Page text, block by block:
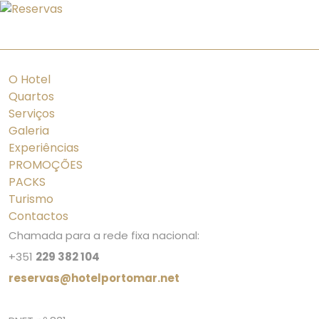
O Hotel
Quartos
Serviços
Galeria
Experiências
PROMOÇÕES
PACKS
Turismo
Contactos
Chamada para a rede fixa nacional:
+351 229 382 104
reservas@hotelportomar.net